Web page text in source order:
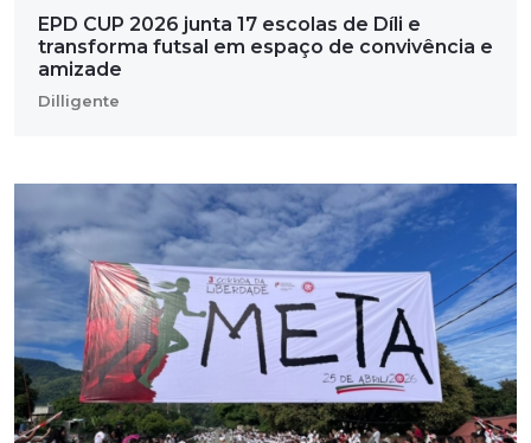
EPD CUP 2026 junta 17 escolas de Díli e
transforma futsal em espaço de convivência e
amizade
Dilligente